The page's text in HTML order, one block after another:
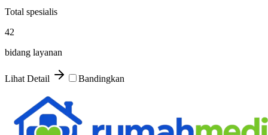
Total spesialis
42
bidang layanan
Lihat Detail Bandingkan